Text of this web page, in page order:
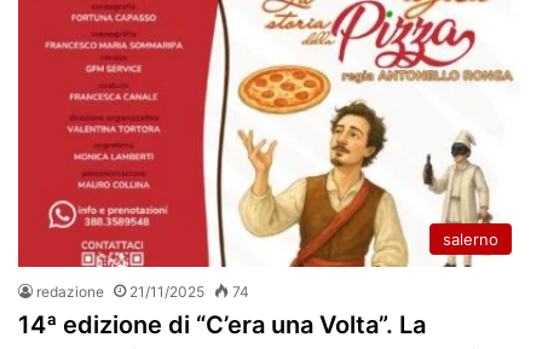
salerno
redazione 21/11/2025 74
14ª edizione di “C’era una Volta”. La